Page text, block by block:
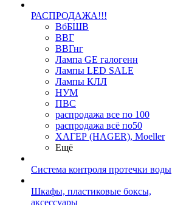
РАСПРОДАЖА!!!
ВбБШВ
ВВГ
ВВГнг
Лампа GE галогенн
Лампы LED SALE
Лампы КЛЛ
НУМ
ПВС
распродажа все по 100
распродажа всё по50
ХАГЕР (HAGER), Moeller
Ещё
Система контроля протечки воды
Шкафы, пластиковые боксы,
аксессуары